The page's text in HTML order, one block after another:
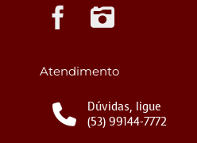
Atendimento
Dúvidas, ligue
(53) 99144-7772